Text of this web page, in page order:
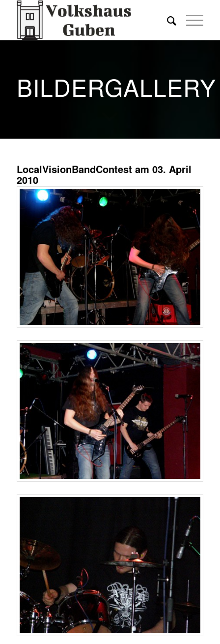
BILDERGALLERY
LocalVisionBandContest am 03. April
2010